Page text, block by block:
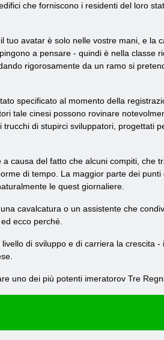
che forniscono i residenti del loro
tuo avatar è solo nelle vostre mani, e la
a pensare - quindi è nella classe
rigorosamente da un ramo si
specificato al momento della
tale cinesi possono rovinare
di stupirci sviluppatori, progettati
causa del fatto che alcuni compiti, che
di tempo. La maggior parte dei punti
le quest giornaliere.
cavalcatura o un assistente che
ecco perché.
di sviluppo e di carriera la crescita -
uno dei più potenti imeratorov Tre